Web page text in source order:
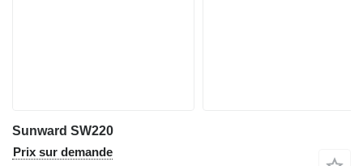
Sunward SW220
Prix sur demande